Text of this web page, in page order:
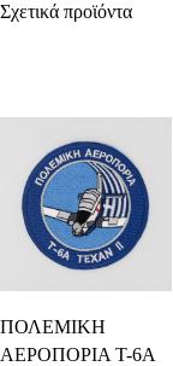
Σχετικά προϊόντα
Καλάθι
ΠΟΛΕΜΙΚΗ
ΑΕΡΟΠΟΡΙΑ T-6A